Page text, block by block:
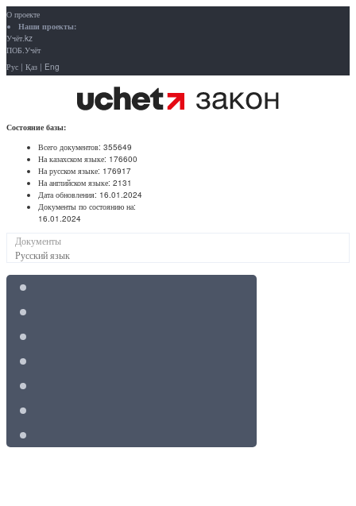
О проекте
Наши проекты:
Учёт.kz
ПОБ.Учёт
Рус | Қаз | Eng
Состояние базы:
Всего документов: 355649
На казахском языке: 176600
На русском языке: 176917
На английском языке: 2131
Дата обновления: 16.01.2024
Документы по состоянию на:
16.01.2024
Документы
Русский язык